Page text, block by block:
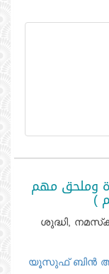
وملحق مهم
)
ശുദ്ധി,
യൂസുഫ്‌ ബിന്‍